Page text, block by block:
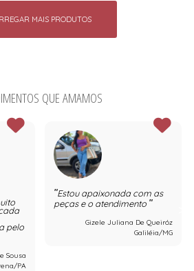
MAIS PRODUTOS
QUE AMAMOS
pelo
Sousa
PA
Estou apaixonada com as
peças e o atendimento
Gizele Juliana De Queiróz
Galiléia/MG